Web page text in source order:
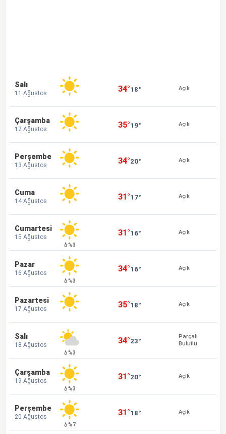
Salı
11 Ağustos 34°18° Açık
Çarşamba
12 Ağustos 35°19° Açık
Perşembe
13 Ağustos 34°20° Açık
Cuma
14 Ağustos 31°17° Açık
Cumartesi
15 Ağustos
💧%3
31°16° Açık
Pazar
16 Ağustos
💧%3
34°16° Açık
Pazartesi
17 Ağustos 35°18° Açık
Salı
18 Ağustos
💧%3
34°23°
Parçalı
Bulutlu
Çarşamba
19 Ağustos
💧%3
31°20° Açık
Perşembe
20 Ağustos
💧%7
31°18° Açık